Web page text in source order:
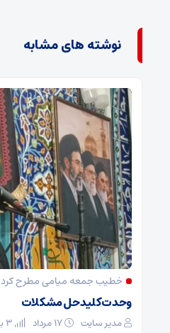
نوشته های مشابه
خطیب جمعه میامی مطرح کرد
وحدت کلید حل مشکلات
مدیر سایت